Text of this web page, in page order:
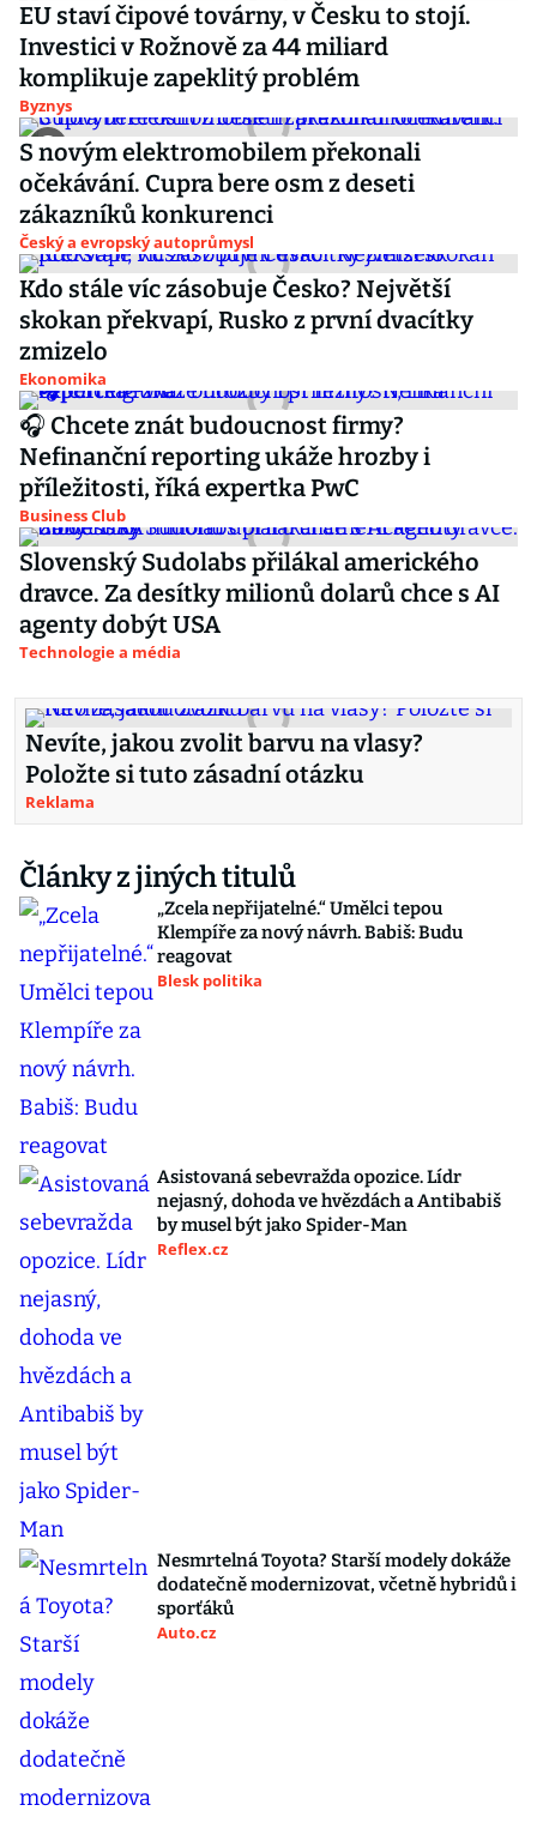
EU staví čipové továrny, v Česku to stojí.
Investici v Rožnově za 44 miliard
komplikuje zapeklitý problém
Byznys
S novým elektromobilem překonali
očekávání. Cupra bere osm z deseti
zákazníků konkurenci
Český a evropský autoprůmysl
Kdo stále víc zásobuje Česko? Největší
skokan překvapí, Rusko z první dvacítky
zmizelo
Ekonomika
🎧 Chcete znát budoucnost firmy?
Nefinanční reporting ukáže hrozby i
příležitosti, říká expertka PwC
Business Club
Slovenský Sudolabs přilákal amerického
dravce. Za desítky milionů dolarů chce s AI
agenty dobýt USA
Technologie a média
Nevíte, jakou zvolit barvu na vlasy?
Položte si tuto zásadní otázku
Reklama
Články z jiných titulů
„Zcela nepřijatelné.“ Umělci tepou
Klempíře za nový návrh. Babiš: Budu
reagovat
Blesk politika
Asistovaná sebevražda opozice. Lídr
nejasný, dohoda ve hvězdách a Antibabiš
by musel být jako Spider-Man
Reflex.cz
Nesmrtelná Toyota? Starší modely dokáže
dodatečně modernizovat, včetně hybridů i
sporťáků
Auto.cz